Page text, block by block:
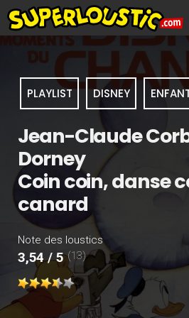
PLAYLIST DISNEY
Jean-Claude
Dorney
Coin coin, danse
canard
Note des loustics
3,54 / 5 (13)